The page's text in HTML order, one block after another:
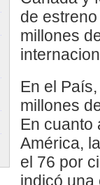
de
millones
En el
millones
En cuanto
América,
el 76 por
indicó una